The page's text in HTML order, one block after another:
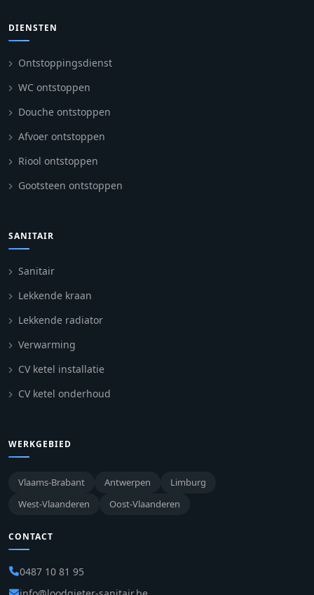
DIENSTEN
Ontstoppingsdienst
WC ontstoppen
Douche ontstoppen
Afvoer ontstoppen
Riool ontstoppen
Gootsteen ontstoppen
SANITAIR
Sanitair
Lekkende kraan
Lekkende radiator
Verwarming
CV ketel installatie
CV ketel onderhoud
WERKGEBIED
Vlaams-Brabant Antwerpen
Limburg
West-Vlaanderen
Oost-Vlaanderen
CONTACT
0487 10 81 95